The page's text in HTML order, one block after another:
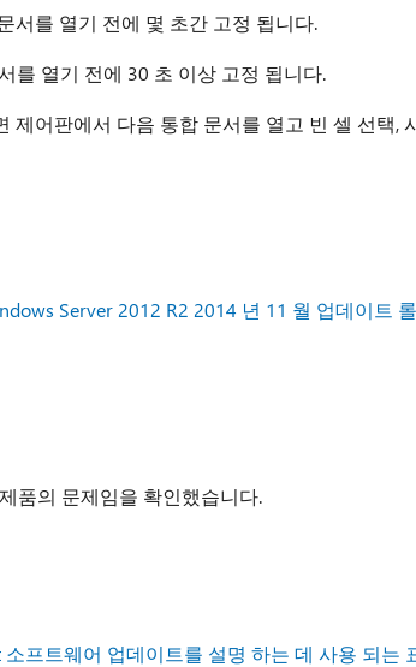
서를 열기 전에 몇 초간 고정 됩니다.
를 열기 전에 30 초 이상 고정 됩니다.
제어판에서 다음 통합 문서를 열고 빈 셀 선택,
Server 2012 R2 2014 년 11 월 업데이트 롤
품의 문제임을 확인했습니다.
프트웨어 업데이트를 설명 하는 데 사용 되는